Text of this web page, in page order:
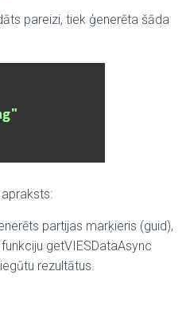
pareizi, tiek ģenerēta šāda
partijas marķieris (guid),
getVIESDataAsync
rezultātus.